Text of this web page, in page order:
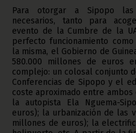
Para otorgar a Sipopo las
necesarios, tanto para
evento de la Cumbre de la
perfecto funcionamiento
la misma, el Gobierno de
580.000 millones de euros
complejo: un colosal conjunto
Conferencias de Sipopo y el
coste aproximado entre
la autopista Ela Nguema-
euros); la urbanización de las
millones de euros); la